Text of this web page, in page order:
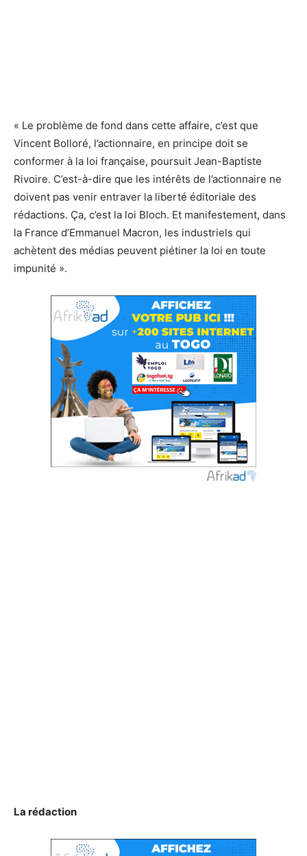
« Le problème de fond dans cette affaire, c’est que
Vincent Bolloré, l’actionnaire, en principe doit se
conformer à la loi française, poursuit Jean-Baptiste
Rivoire. C’est-à-dire que les intérêts de l’actionnaire ne
doivent pas venir entraver la liberté éditoriale des
rédactions. Ça, c’est la loi Bloch. Et manifestement, dans
la France d’Emmanuel Macron, les industriels qui
achètent des médias peuvent piétiner la loi en toute
impunité ».
La rédaction